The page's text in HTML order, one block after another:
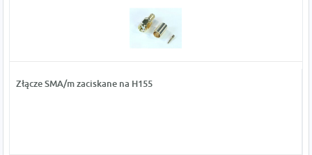
Złącze SMA/m zaciskane na H155